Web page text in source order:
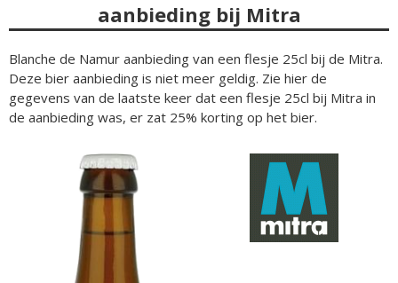
aanbieding bij Mitra
Blanche de Namur aanbieding van een flesje 25cl bij de Mitra.
Deze bier aanbieding is niet meer geldig. Zie hier de
gegevens van de laatste keer dat een flesje 25cl bij Mitra in
de aanbieding was, er zat 25% korting op het bier.